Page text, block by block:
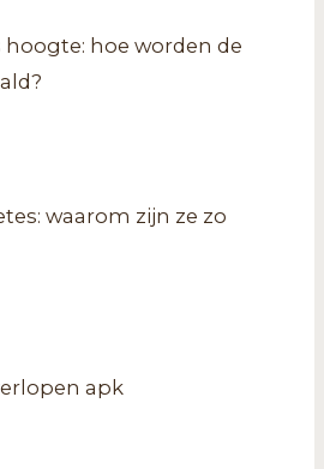
hoogte: hoe worden de
waarom zijn ze zo
apk